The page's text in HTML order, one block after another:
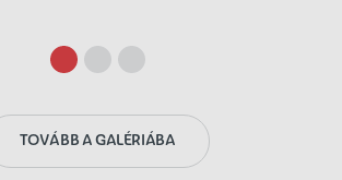
TOVÁBB A GALÉRIÁBA